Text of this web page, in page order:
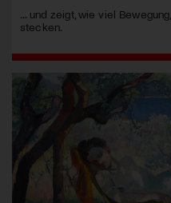
... und zeigt, wie viel
stecken.